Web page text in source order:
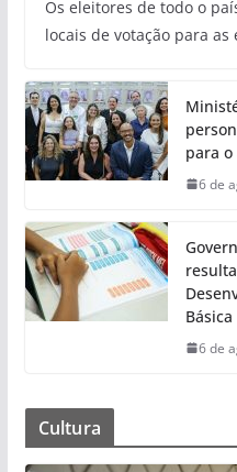
Os eleitores de todo o
locais de votação para
para
6 de
Básica
6 de
Cultura